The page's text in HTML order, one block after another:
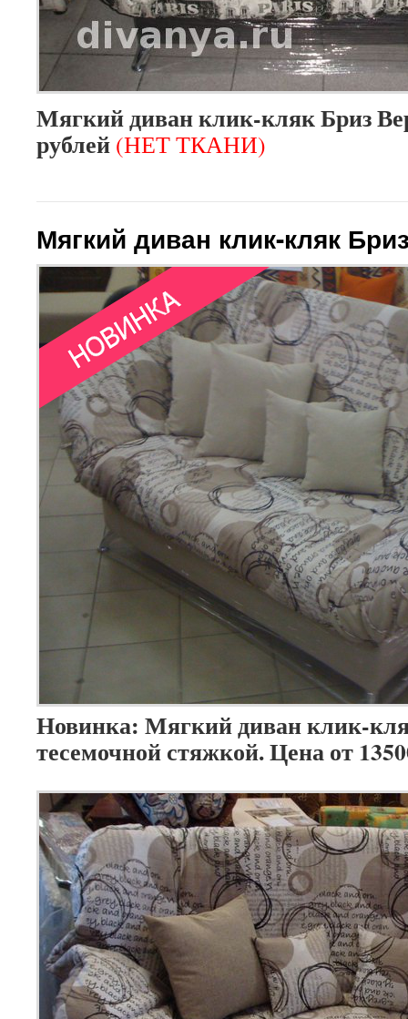
Мягкий диван клик-кляк Бриз
рублей (НЕТ ТКАНИ)
Мягкий диван клик-кляк
Новинка: Мягкий диван клик-
тесемочной стяжкой. Цена от